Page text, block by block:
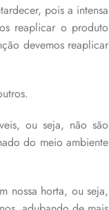
pois a intensa
reaplicar o produto
devemos reaplicar
ou seja, não são
do meio ambiente
nossa horta, ou seja,